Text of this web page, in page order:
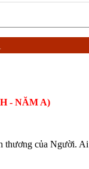
- NĂM A)
của Người.